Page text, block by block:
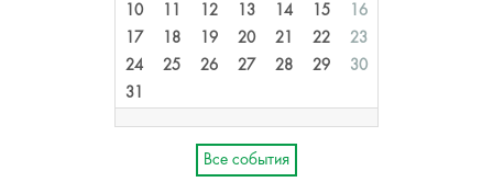
10
11 12 13 14 15
16
17
18 19 20 21 22
23
24
25 26 27 28 29
30
31
Все события